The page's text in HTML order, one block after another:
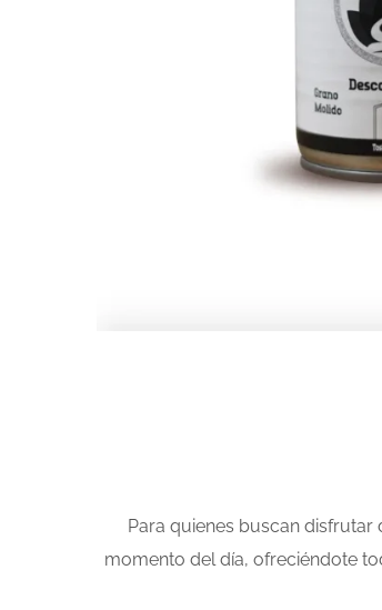
Para quienes buscan
momento del día, ofreciéndote